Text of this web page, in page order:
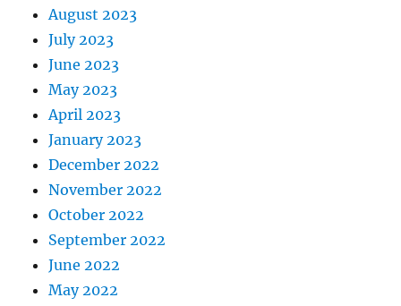
August 2023
July 2023
June 2023
May 2023
April 2023
January 2023
December 2022
November 2022
October 2022
September 2022
June 2022
May 2022